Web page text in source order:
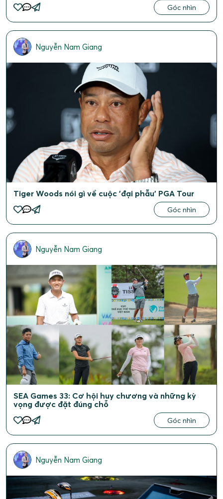
Góc nhìn
Nguyễn Nam Giang
Tiger Woods nói gì về cuộc 'đại phẫu' PGA Tour
Góc nhìn
Nguyễn Nam Giang
SEA Games 33: Cơ hội huy chương và những kỳ
vọng được đặt đúng chỗ
Góc nhìn
Nguyễn Nam Giang